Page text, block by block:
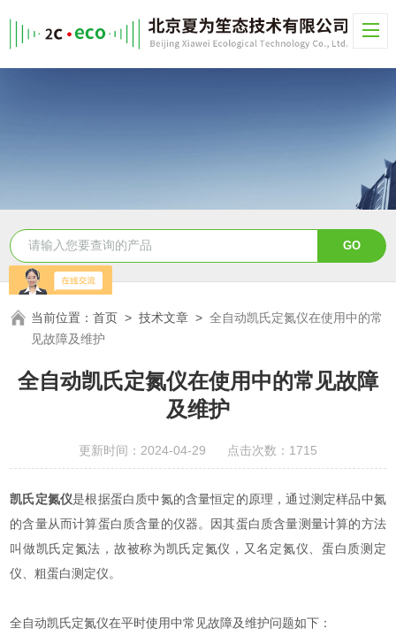
当前位置：首页 >技术文章 >全自动凯氏定氮仪在使用中的常
见故障及维护
全自动凯氏定氮仪在使用中的常见故障
及维护
更新时间：2024-04-29 点击次数：1715
凯氏定氮仪是根据蛋白质中氮的含量恒定的原理，通过测定样品中氮
的含量从而计算蛋白质含量的仪器。因其蛋白质含量测量计算的方法
叫做凯氏定氮法，故被称为凯氏定氮仪，又名定氮仪、蛋白质测定
仪、粗蛋白测定仪。
全自动凯氏定氮仪在平时使用中常见故障及维护问题如下：